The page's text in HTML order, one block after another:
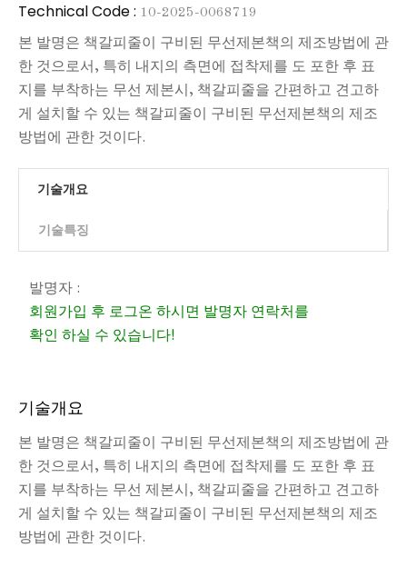
Technical Code : 10-2025-0068719
본 발명은 책갈피줄이 구비된 무선제본책의 제조방법에 관
한 것으로서, 특히 내지의 측면에 접착제를 도 포한 후 표
지를 부착하는 무선 제본시, 책갈피줄을 간편하고 견고하
게 설치할 수 있는 책갈피줄이 구비된 무선제본책의 제조
방법에 관한 것이다.
기술개요
기술특징
발명자 :
회원가입 후 로그온 하시면 발명자 연락처를
확인 하실 수 있습니다!
기술개요
본 발명은 책갈피줄이 구비된 무선제본책의 제조방법에 관
한 것으로서, 특히 내지의 측면에 접착제를 도 포한 후 표
지를 부착하는 무선 제본시, 책갈피줄을 간편하고 견고하
게 설치할 수 있는 책갈피줄이 구비된 무선제본책의 제조
방법에 관한 것이다.